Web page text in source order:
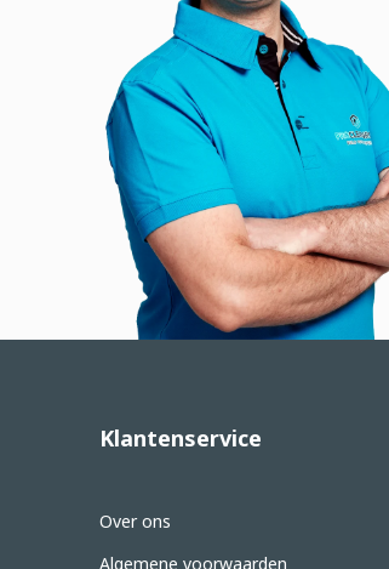
Klantenservice
Over ons
Algemene voorwaarden